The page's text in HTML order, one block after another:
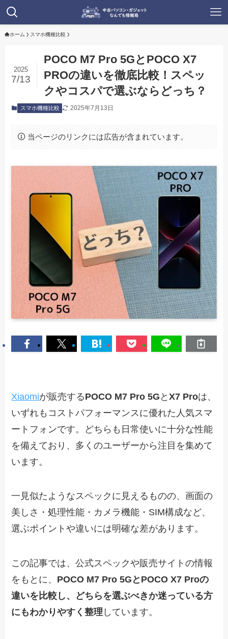
ホーム スマホ機種比較
POCO M7 Pro 5GとPOCO X7
PROの違いを徹底比較！スペッ
クやコスパで選ぶならどっち？
2025
7/13
スマホ機種比較 2025年7月13日
当ページのリンクには広告が含まれています。
Xiaomiが販売するPOCO M7 Pro 5G とX7 Proは、
いずれもコストパフォーマンスに優れた人気スマ
ートフォンです。どちらも日常使いに十分な性能
を備えており、多くのユーザーから注目を集めて
います。
一見似たようなスペックに見えるものの、画面の
美しさ・処理性能・カメラ機能・SIM構成など、
選ぶポイントや違いには明確な差があります。
この記事では、公式スペックや販売サイトの情報
をもとに、 POCO M7 Pro 5GとPOCO X7 Proの
違いを比較し、どちらを選ぶべきか迷っている方
にもわかりやすく整理 しています。